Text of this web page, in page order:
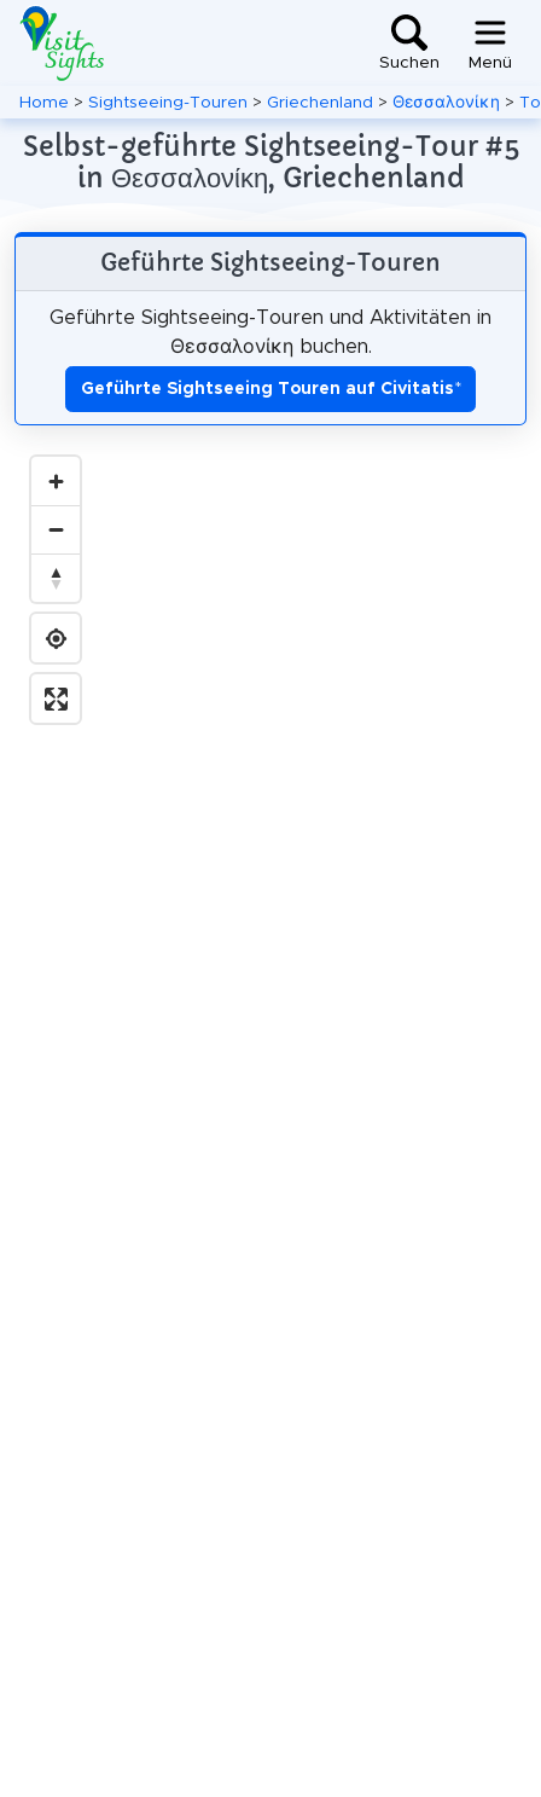
Suchen Menü
Home > Sightseeing-Touren > Griechenland > Θεσσαλονίκη >
Selbst-geführte Sightseeing-Tour #5
in Θεσσαλονίκη, Griechenland
Geführte Sightseeing-Touren
Geführte Sightseeing-Touren und Aktivitäten in
Θεσσαλονίκη buchen.
Geführte Sightseeing Touren auf Civitatis*